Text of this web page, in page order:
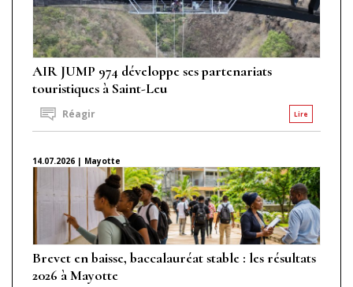
AIR JUMP 974 développe ses partenariats
touristiques à Saint-Leu
Lire
Réagir
14.07.2026 | Mayotte
Brevet en baisse, baccalauréat stable : les résultats
2026 à Mayotte